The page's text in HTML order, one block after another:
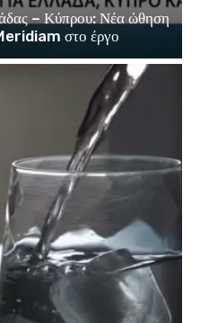
– Κύπρου: Νέα ώθηση
στο έργο